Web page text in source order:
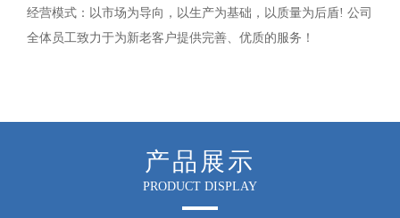
经营模式：以市场为导向，以生产为基础，以质量为后盾! 公司
全体员工致力于为新老客户提供完善、优质的服务！
产品展示
PRODUCT DISPLAY